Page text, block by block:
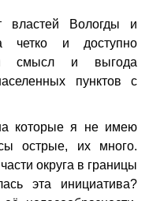
властей Вологды и
четко и доступно
смысл и выгода
пунктов с
которые я не имею
острые, их много.
округа в границы
эта инициатива?